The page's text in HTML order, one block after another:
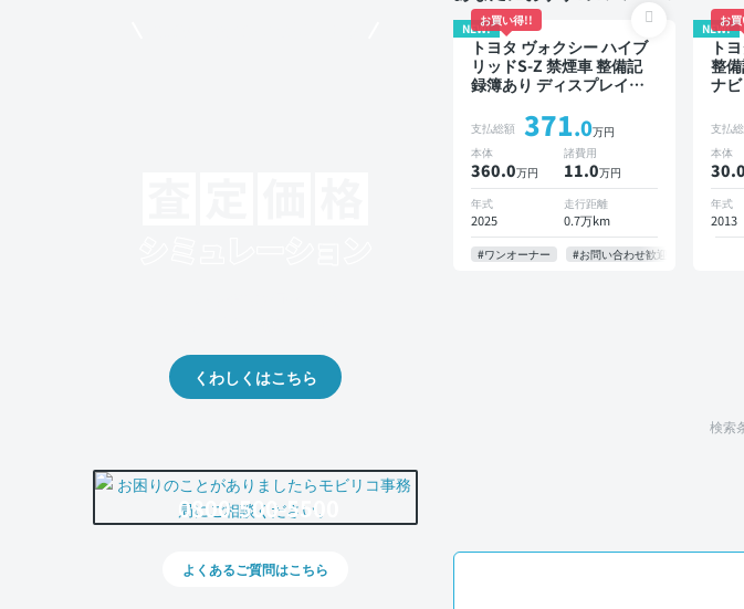
NEW!
お買い得!!
トヨタ ヴォクシー ハイブ
リッドS-Z 禁煙車 整備記
録簿あり ディスプレイオ
ブラインドスポットモニタ
ー デジタルインナーミラ
ー オートクルーズ 3列シー
ト スマートキー ETC 電動
バックドア バックモニタ
ー 全方位カメラ ドライブ
レコーダー 衝突軽減 両側
電動スライドドア 7人乗り
支払総額 371.0万円
本体
360.0万円
諸費用
11.0万円
年式
2025
走行距離
0.7万km
#ワンオーナー #お問い合わせ歓迎
NEW!
お
ト
整
ナ
乗り
支払
本体
30.0
年式
2013
検索
くわしくはこちら
0800-500-5500
よくあるご質問はこちら